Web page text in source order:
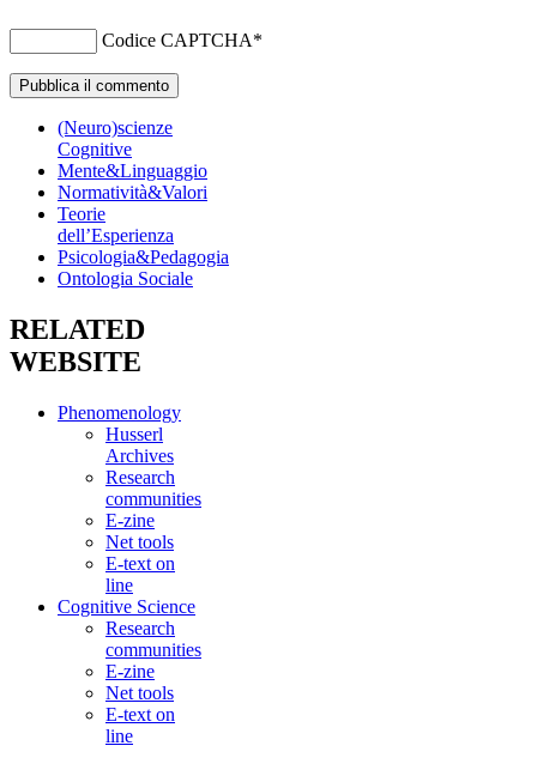
Codice CAPTCHA*
(Neuro)scienze
Cognitive
Mente&Linguaggio
Normatività&Valori
Teorie
dell’Esperienza
Psicologia&Pedagogia
Ontologia Sociale
RELATED
WEBSITE
Phenomenology
Husserl
Archives
Research
communities
E-zine
Net tools
E-text on
line
Cognitive Science
Research
communities
E-zine
Net tools
E-text on
line